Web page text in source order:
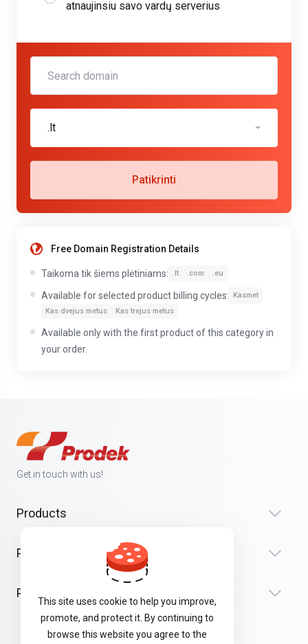
atnaujinsiu savo vardų serverius
.lt
Patikrinti
Free Domain Registration Details
Taikoma tik šiems plėtiniams: .lt .com .eu
Available for selected product billing cycles:
Kasmet
Kas dvejus metus
Kas trejus metus
Available only with the first product of this category in
your order.
Get in touch with us!
Products
Paslaugos
Palaikymas
This site uses cookie to help you improve,
promote, and protect it. By continuing to
browse this website you agree to the